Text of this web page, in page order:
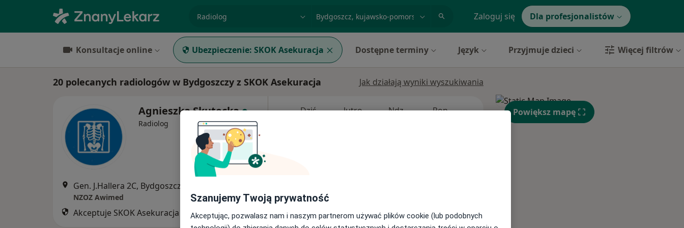
Zaloguj się Dla profesjonalistów
Konsultacje online Ubezpieczenie: SKOK Asekuracja Dostępne terminy Język Przyjmuje dzieci Więcej filtrów
20 polecanych radiologów w Bydgoszczy z SKOK Asekuracja Jak działają wyniki wyszukiwania
Agnieszka Skutecka
Radiolog
Gen. J.Hallera 2C, Bydgoszcz
NZOZ Awimed
Akceptuje SKOK Asekuracja
Dziś Jutro Ndz, Pon, Wt, Śr, Czw,
Powiększ mapę
Szanujemy Twoją prywatność
Akceptując, pozwalasz nam i naszym partnerom używać plików cookie (lub podobnych